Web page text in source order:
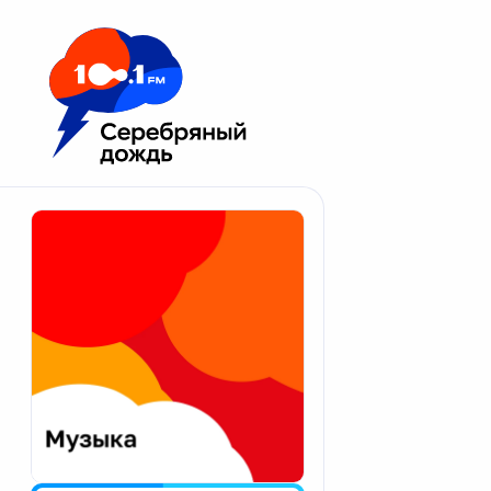
Москва 100.1 FM
Апатиты
Екатеринбург
Калининград
Калуга